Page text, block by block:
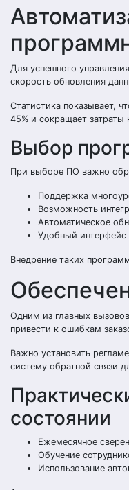
Для успешного
скорость обновления
Статистика показывает,
45% и сокращает затраты
Выбор
При выборе ПО важно
Поддержка
Возможность
Автоматическое
Удобный интерфейс
Внедрение таких
Одним из главных
привести к ошибкам
Важно установить
систему обратной связи
состоянии
Ежемесячное
Обучение
Использование